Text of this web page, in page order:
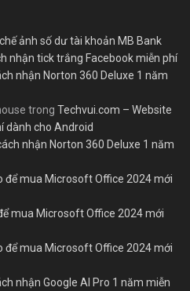
ảnh số dư tài khoản MB Bank
nhận tick trắng Facebook miễn phí
nhận Norton 360 Deluxe 1 năm
trong Techvui.com – Website
dành cho Android
nhận Norton 360 Deluxe 1 năm
để mua Microsoft Office 2024 mới
mua Microsoft Office 2024 mới
để mua Microsoft Office 2024 mới
nhận Google AI Pro 1 năm miễn